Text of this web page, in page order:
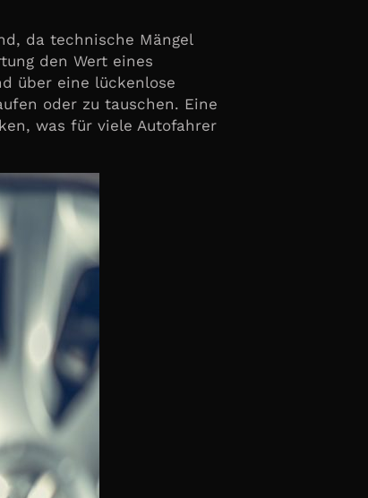
da technische Mängel
den Wert eines
über eine lückenlose
oder zu tauschen. Eine
was für viele Autofahrer